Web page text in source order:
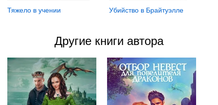
Тяжело в учении Убийство в Брайтуэлле
Другие книги автора